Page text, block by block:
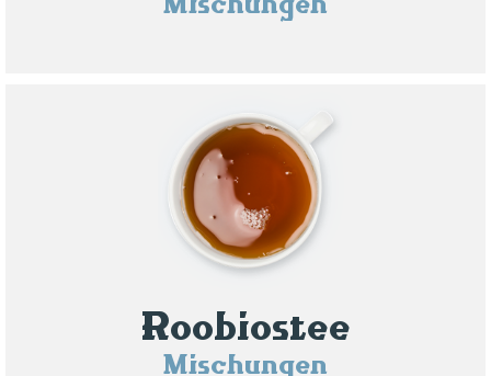
Roobiostee
Mischungen